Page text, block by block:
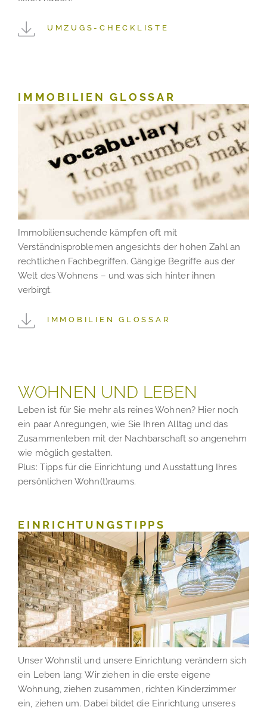
UMZUGS-CHECKLISTE
IMMOBILIEN GLOSSAR
Immobiliensuchende kämpfen oft mit
Verständnisproblemen angesichts der hohen Zahl an
rechtlichen Fachbegriffen. Gängige Begriffe aus der
Welt des Wohnens – und was sich hinter ihnen
verbirgt.
IMMOBILIEN GLOSSAR
WOHNEN UND LEBEN
Leben ist für Sie mehr als reines Wohnen? Hier noch
ein paar Anregungen, wie Sie Ihren Alltag und das
Zusammenleben mit der Nachbarschaft so angenehm
wie möglich gestalten.
Plus: Tipps für die Einrichtung und Ausstattung Ihres
persönlichen Wohn(t)raums.
EINRICHTUNGSTIPPS
Unser Wohnstil und unsere Einrichtung verändern sich
ein Leben lang: Wir ziehen in die erste eigene
Wohnung, ziehen zusammen, richten Kinderzimmer
ein, ziehen um. Dabei bildet die Einrichtung unseres